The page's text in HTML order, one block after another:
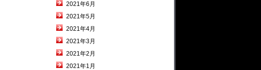
2021年6月
2021年5月
2021年4月
2021年3月
2021年2月
2021年1月